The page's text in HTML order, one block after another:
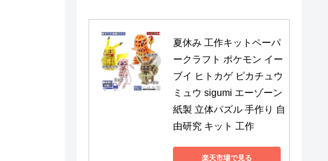
夏休み 工作キットペーパ
ークラフト ポケモン イー
ブイ ヒトカゲ ピカチュウ
ミュウ sigumi エーゾーン
紙製 立体パズル 手作り 自
由研究 キット 工作
楽天市場で見る